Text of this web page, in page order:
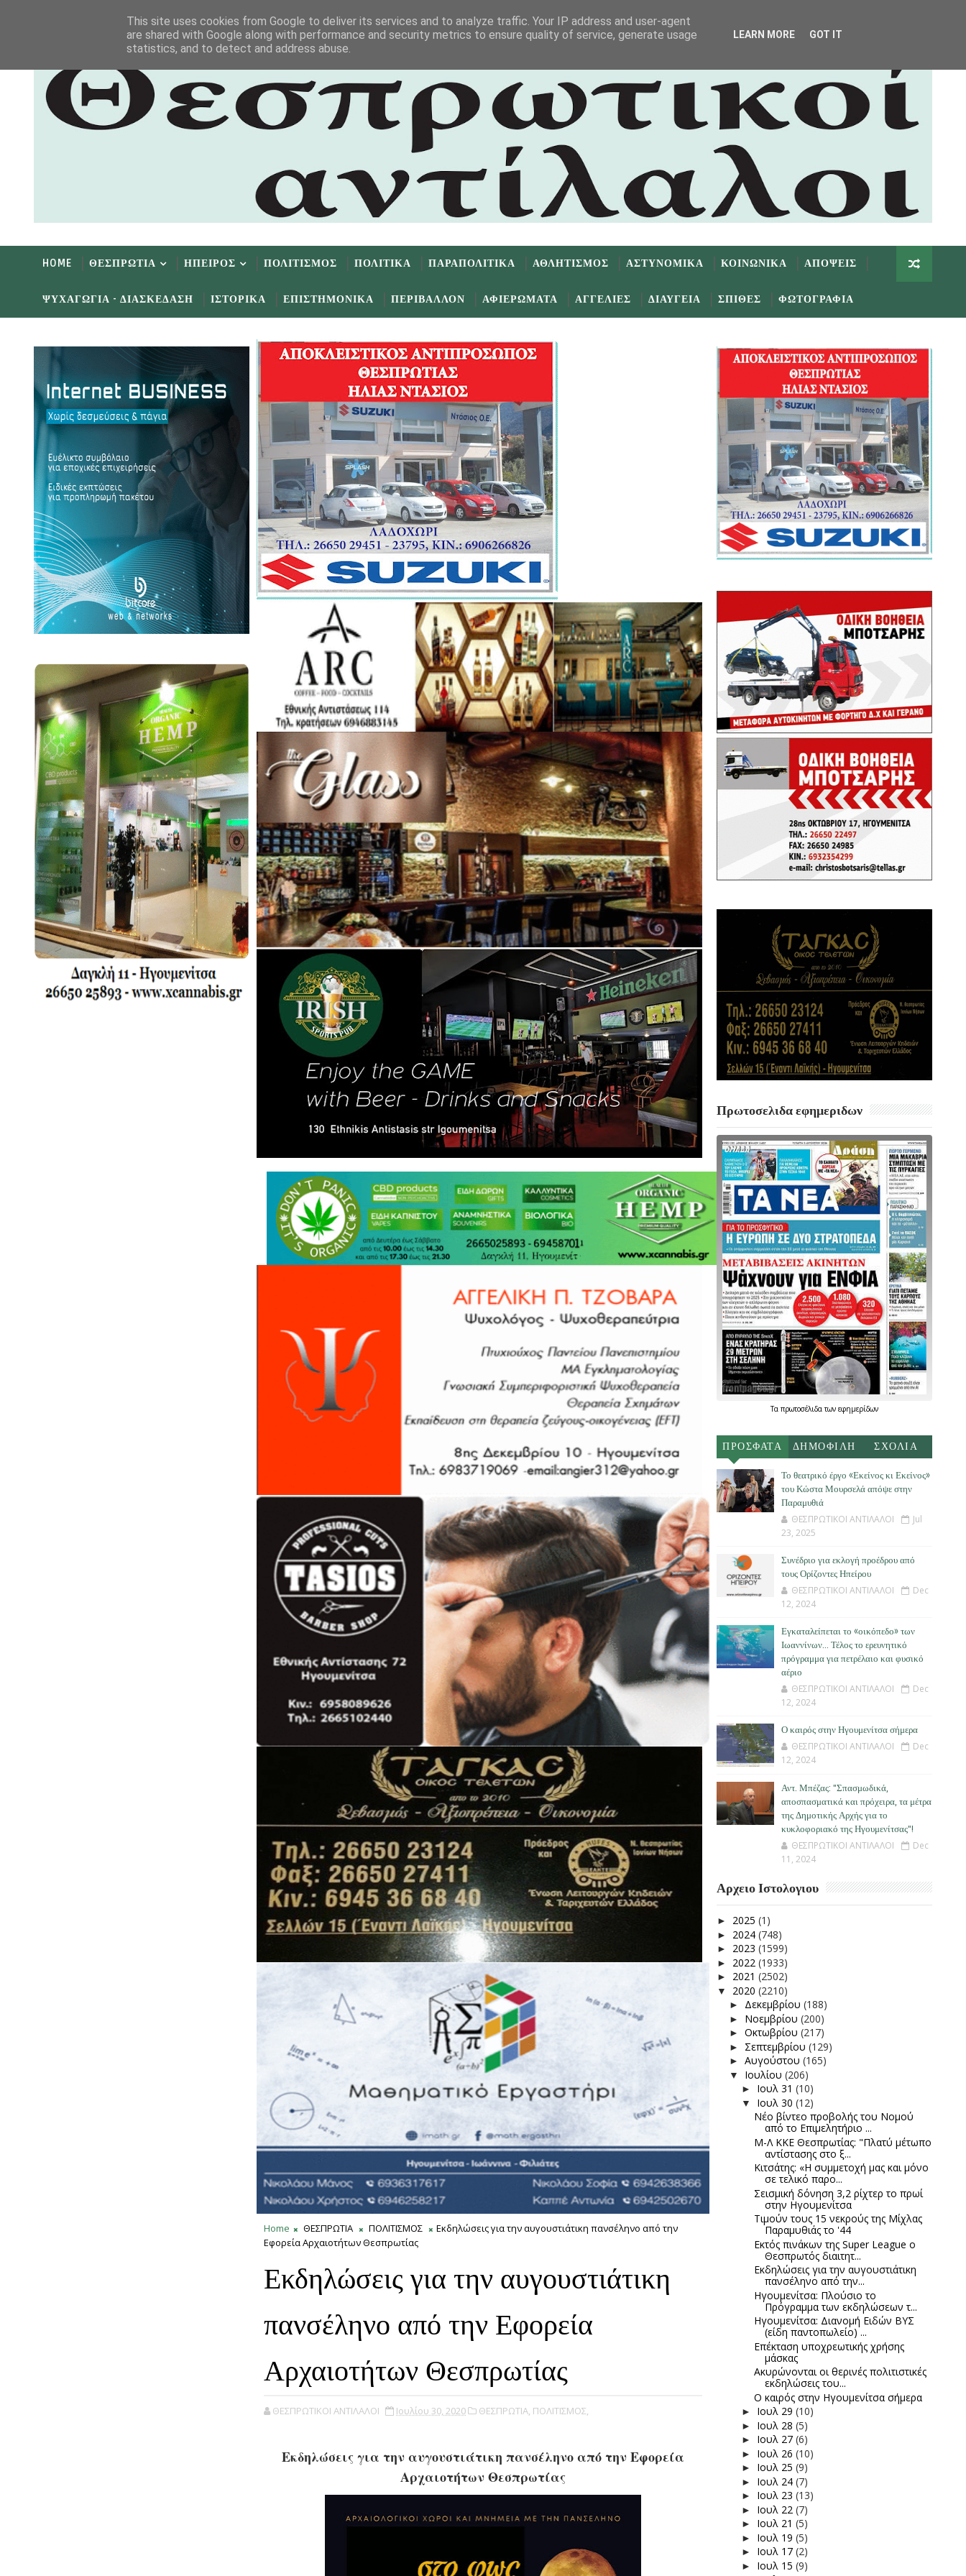
HOME ΘΕΣΠΡΩΤΙΑ ΗΠΕΙΡΟΣ ΠΟΛΙΤΙΣΜΟΣ ΠΟΛΙΤΙΚΑ ΠΑΡΑΠΟΛΙΤΙΚΑ ΑΘΛΗΤΙΣΜΟΣ ΑΣΤΥΝΟΜΙΚΑ ΚΟΙΝΩΝΙΚΑ ΑΠΟΨΕΙΣ
ΨΥΧΑΓΩΓΙΑ - ΔΙΑΣΚΕΔΑΣΗ ΙΣΤΟΡΙΚΑ ΕΠΙΣΤΗΜΟΝΙΚΑ ΠΕΡΙΒΑΛΛΟΝ ΑΦΙΕΡΩΜΑΤΑ ΑΓΓΕΛΙΕΣ ΔΙΑΥΓΕΙΑ ΣΠΙΘΕΣ ΦΩΤΟΓΡΑΦΙΑ
Home ΘΕΣΠΡΩΤΙΑ ΠΟΛΙΤΙΣΜΟΣ
Εκδηλώσεις για την αυγουστιάτικη πανσέληνο από την
Εφορεία Αρχαιοτήτων Θεσπρωτίας
Εκδηλώσεις για την αυγουστιάτικη
πανσέληνο από την Εφορεία
Αρχαιοτήτων Θεσπρωτίας
ΘΕΣΠΡΩΤΙΚΟΙ ΑΝΤΙΛΑΛΟΙ Ιουλίου 30, 2020 ΘΕΣΠΡΩΤΙΑ, ΠΟΛΙΤΙΣΜΟΣ,
Εκδηλώσεις για την αυγουστιάτικη πανσέληνο από την Εφορεία
Αρχαιοτήτων Θεσπρωτίας
Πρωτοσελιδα εφημεριδων
Τα πρωτοσέλιδατων εφημερίδων
ΠΡΟΣΦΑΤΑ ΔΗΜΟΦΙΛΗ ΣΧΟΛΙΑ
Το θεατρικό έργο «Εκείνος κι Εκείνος»
του Κώστα Μουρσελά απόψε στην
Παραμυθιά
ΘΕΣΠΡΩΤΙΚΟΙ ΑΝΤΙΛΑΛΟΙ
Jul
23, 2025
Συνέδριο για εκλογή προέδρου από
τους Ορίζοντες Ηπείρου
ΘΕΣΠΡΩΤΙΚΟΙ ΑΝΤΙΛΑΛΟΙ
Dec
12, 2024
Εγκαταλείπεται το «οικόπεδο» των
Ιωαννίνων… Τέλος το ερευνητικό
πρόγραμμα για πετρέλαιο και φυσικό
αέριο
ΘΕΣΠΡΩΤΙΚΟΙ ΑΝΤΙΛΑΛΟΙ
Dec
12, 2024
Ο καιρός στην Ηγουμενίτσα σήμερα
ΘΕΣΠΡΩΤΙΚΟΙ ΑΝΤΙΛΑΛΟΙ
Dec
12, 2024
Αντ. Μπέζας: "Σπασμωδικά,
αποσπασματικά και πρόχειρα, τα μέτρα
της Δημοτικής Αρχής για το
κυκλοφοριακό της Ηγουμενίτσας"!
ΘΕΣΠΡΩΤΙΚΟΙ ΑΝΤΙΛΑΛΟΙ
Dec
11, 2024
Αρχειο Ιστολογιου
► 2025 (1)
► 2024 (748)
► 2023 (1599)
► 2022 (1933)
► 2021 (2502)
▼ 2020 (2210)
► Δεκεμβρίου (188)
► Νοεμβρίου (200)
► Οκτωβρίου (217)
► Σεπτεμβρίου (129)
► Αυγούστου (165)
▼ Ιουλίου (206)
► Ιουλ 31 (10)
▼ Ιουλ 30 (12)
Νέο βίντεο προβολής του Νομού
από το Επιμελητήριο ...
Μ-Λ ΚΚΕ Θεσπρωτίας: "Πλατύ μέτωπο
αντίστασης στο ξ...
Κιτσάτης: «Η συμμετοχή μας και μόνο
σε τελικό παρο...
Σεισμική δόνηση 3,2 ρίχτερ το πρωί
στην Ηγουμενίτσα
Τιμούν τους 15 νεκρούς της Μίχλας
Παραμυθιάς το '44
Εκτός πινάκων της Super League ο
Θεσπρωτός διαιτητ...
Εκδηλώσεις για την αυγουστιάτικη
πανσέληνο από την...
Ηγουμενίτσα: Πλούσιο το
Πρόγραμμα των εκδηλώσεων τ...
Ηγουμενίτσα: Διανομή Ειδών ΒΥΣ
(είδη παντοπωλείο) ...
Επέκταση υποχρεωτικής χρήσης
μάσκας
Ακυρώνονται οι θερινές πολιτιστικές
εκδηλώσεις του...
Ο καιρός στην Ηγουμενίτσα σήμερα
► Ιουλ 29 (10)
► Ιουλ 28 (5)
► Ιουλ 27 (6)
► Ιουλ 26 (10)
► Ιουλ 25 (9)
► Ιουλ 24 (7)
► Ιουλ 23 (13)
► Ιουλ 22 (7)
► Ιουλ 21 (5)
► Ιουλ 19 (5)
► Ιουλ 17 (2)
► Ιουλ 15 (9)
This site uses cookies from Google to deliver its services and to analyze traffic. Your IP address and user-agent
are shared with Google along with performance and security metrics to ensure quality of service, generate usage
statistics, and to detect and address abuse.
LEARN MORE GOT IT